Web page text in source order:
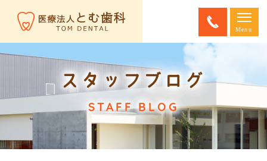
スタッフブログ
STAFF BLOG